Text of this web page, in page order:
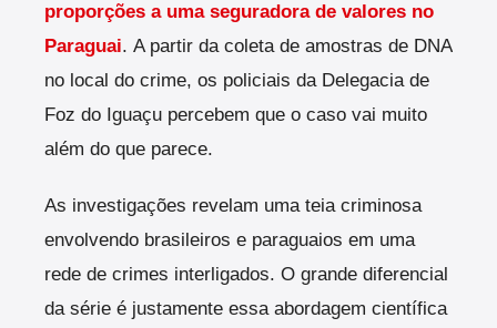
proporções a uma seguradora de valores no
Paraguai. A partir da coleta de amostras de DNA
no local do crime, os policiais da Delegacia de
Foz do Iguaçu percebem que o caso vai muito
além do que parece.
As investigações revelam uma teia criminosa
envolvendo brasileiros e paraguaios em uma
rede de crimes interligados. O grande diferencial
da série é justamente essa abordagem científica